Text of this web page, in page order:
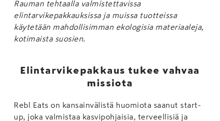
Rauman tehtaalla valmistettavissa
elintarvikepakkauksissa ja muissa tuotteissa
käytetään mahdollisimman ekologisia materiaaleja,
kotimaista suosien.
Elintarvikepakkaus tukee vahvaa
missiota
Rebl Eats on kansainvälistä huomiota saanut start-
up, joka valmistaa kasvipohjaisia, terveellisiä ja